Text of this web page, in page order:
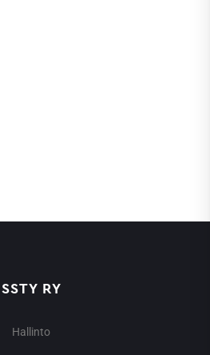
SSTY RY
Hallinto